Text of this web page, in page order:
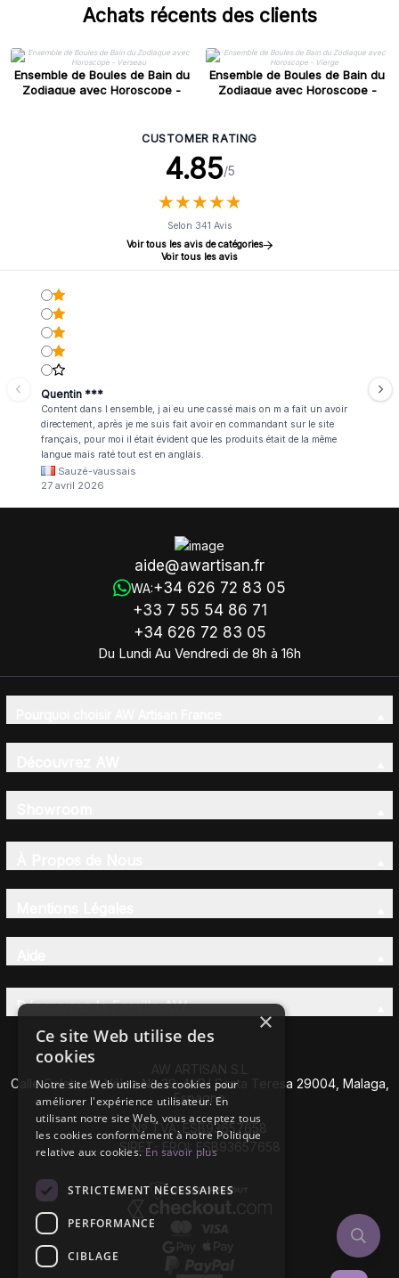
Achats récents des clients
Ensemble de Boules de Bain du
Zodiaque avec Horoscope -
Ensemble de Boules de Bain du
Zodiaque avec Horoscope -
CUSTOMER RATING
4.85/5
★★★★★
★★★★★
Selon 341 Avis
Voir tous les avis de catégories
Voir tous les avis
Quentin ***
Content dans l ensemble, j ai eu une cassé mais on m a fait un avoir
directement, après je me suis fait avoir en commandant sur le site
français, pour moi il était évident que les produits était de la même
langue mais raté tout est en anglais.
Sauzé-vaussais
27 avril 2026
aide@awartisan.fr
WA:+34 626 72 83 05
+33 7 55 54 86 71
+34 626 72 83 05
Du Lundi Au Vendredi de 8h à 16h
Découvrez la Famille AW
AW ARTISAN S.L
Calle Caleta de Vélez Nº 39-41 P.I Santa Teresa 29004, Malaga,
Espagne
Nº TVA: ESB93657658
SIRET- EROI: ESB93657658
×
Ce site Web utilise des
cookies
Notre site Web utilise des cookies pour
améliorer l'expérience utilisateur. En
utilisant notre site Web, vous acceptez tous
les cookies conformément à notre Politique
relative aux cookies.En savoir plus
STRICTEMENT NÉCESSAIRES
PERFORMANCE
CIBLAGE